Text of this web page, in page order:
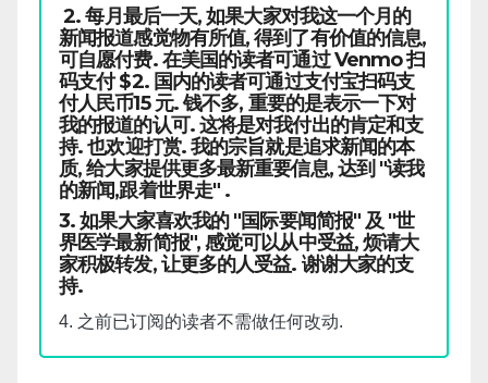
2. 每月最后一天, 如果大家对我这一个月的
新闻报道感觉物有所值, 得到了有价值的信息,
可自愿付费. 在美国的读者可通过 Venmo 扫
码支付 $2. 国内的读者可通过支付宝扫码支
付人民币15 元. 钱不多, 重要的是表示一下对
我的报道的认可. 这将是对我付出的肯定和支
持. 也欢迎打赏. 我的宗旨就是追求新闻的本
质, 给大家提供更多最新重要信息, 达到 "读我
的新闻,跟着世界走" .
3. 如果大家喜欢我的 "国际要闻简报" 及 "世
界医学最新简报", 感觉可以从中受益, 烦请大
家积极转发, 让更多的人受益. 谢谢大家的支
持.
4. 之前已订阅的读者不需做任何改动.